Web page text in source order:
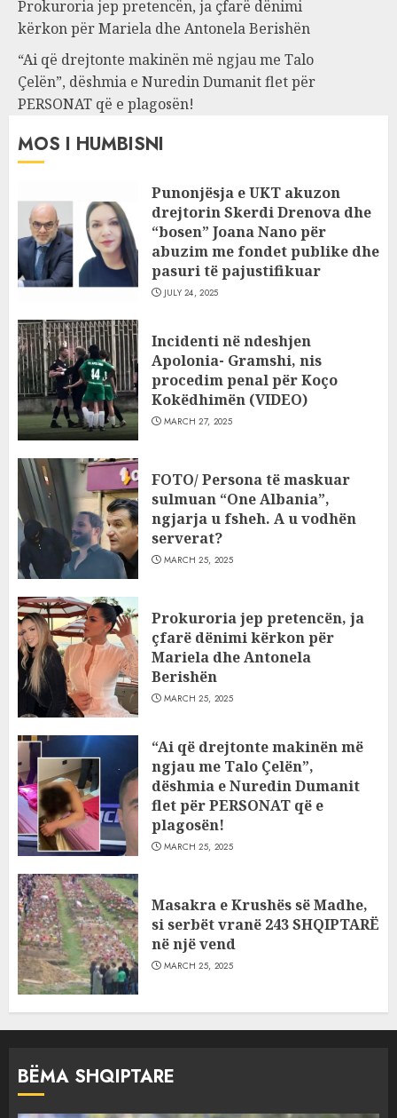
Prokuroria jep pretencën, ja çfarë dënimi
kërkon për Mariela dhe Antonela Berishën
“Ai që drejtonte makinën më ngjau me Talo
Çelën”, dëshmia e Nuredin Dumanit flet për
PERSONAT që e plagosën!
MOS I HUMBISNI
Punonjësja e UKT akuzon
drejtorin Skerdi Drenova dhe
“bosen” Joana Nano për
abuzim me fondet publike dhe
pasuri të pajustifikuar
JULY 24, 2025
Incidenti në ndeshjen
Apolonia- Gramshi, nis
procedim penal për Koço
Kokëdhimën (VIDEO)
MARCH 27, 2025
FOTO/ Persona të maskuar
sulmuan “One Albania”,
ngjarja u fsheh. A u vodhën
serverat?
MARCH 25, 2025
Prokuroria jep pretencën, ja
çfarë dënimi kërkon për
Mariela dhe Antonela
Berishën
MARCH 25, 2025
“Ai që drejtonte makinën më
ngjau me Talo Çelën”,
dëshmia e Nuredin Dumanit
flet për PERSONAT që e
plagosën!
MARCH 25, 2025
Masakra e Krushës së Madhe,
si serbët vranë 243 SHQIPTARË
në një vend
MARCH 25, 2025
BËMA SHQIPTARE